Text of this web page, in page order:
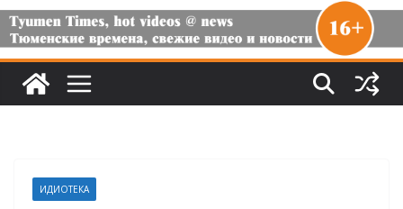
ИДИОТЕКА